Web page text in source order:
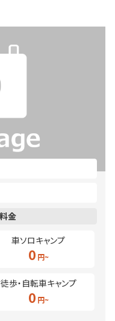
車ソロキャンプ
0
徒歩・自転車キャンプ
0